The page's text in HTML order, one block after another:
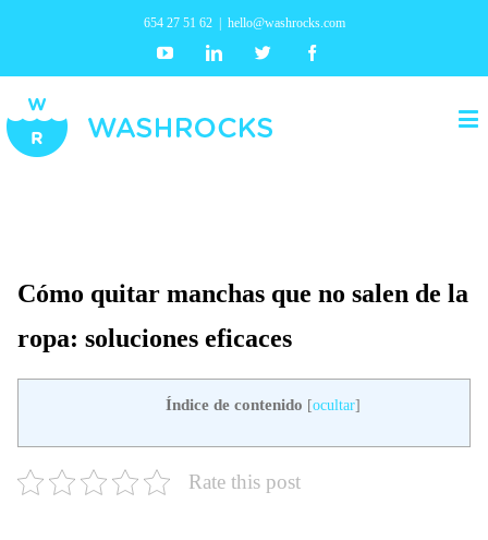
654 27 51 62 hello@washrocks.com
YoutubeLinkedin Twitter
Cómo quitar manchas que no salen de la
ropa: soluciones eficaces
Índice de contenido [ocultar]
Rate this post